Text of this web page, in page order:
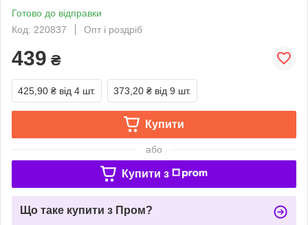
Готово до відправки
Код: 220837
Опт і роздріб
439 ₴
425,90 ₴ від 4 шт. 373,20 ₴ від 9 шт.
Купити
або
Купити з
Що таке купити з Пром?